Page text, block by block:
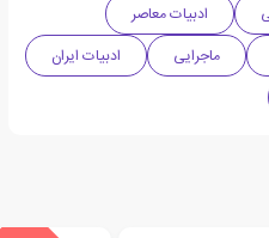
ادبیات معاصر
ماجرایی
ادبیات ایران